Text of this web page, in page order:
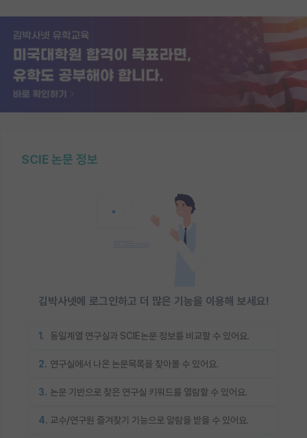
SCIE 논문 정보
김박사넷에 로그인하고 더 많은 기능을 이용해 보세요!
1. 동일계열 연구실과 SCIE논문 정보를 비교할 수 있어요.
2. 연구실에서 나온 논문목록을 찾아볼 수 있어요.
3. 논문 기반으로 찾은 연구실 키워드를 열람할 수 있어요.
4. 교수/연구원 즐겨찾기 기능으로 알람을 받을 수 있어요.